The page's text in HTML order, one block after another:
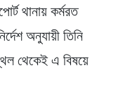
থানায় কর্মরত
অনুযায়ী তিনি
থেকেই এ বিষয়ে